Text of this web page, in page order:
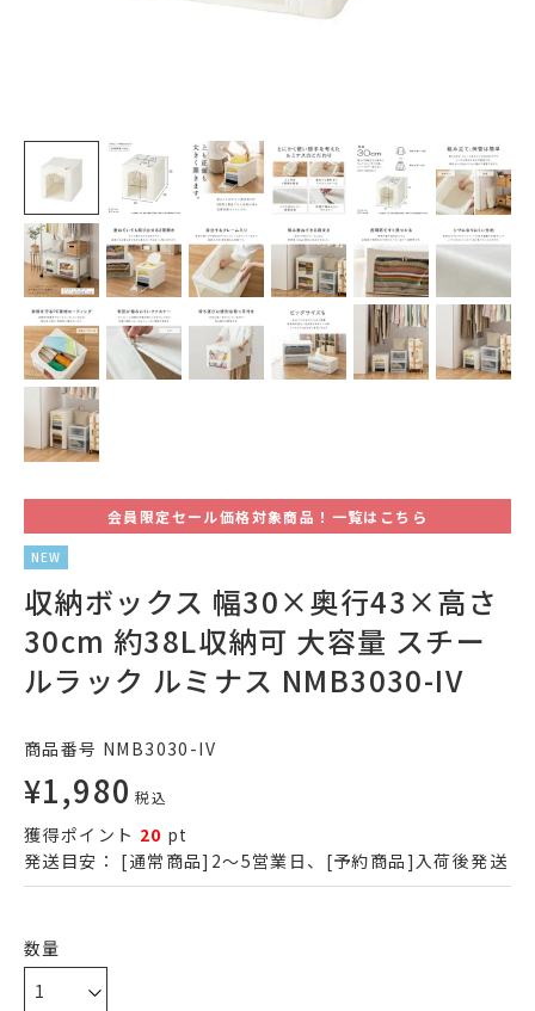
会員限定セール価格対象商品！一覧はこちら
NEW
収納ボックス 幅30×奥行43×高さ
30cm 約38L収納可 大容量 スチー
ルラック ルミナス NMB3030-IV
商品番号 NMB3030-IV
¥1,980 税込
獲得ポイント 20 pt
発送目安： [通常商品]2～5営業日、[予約商品]入荷後発送